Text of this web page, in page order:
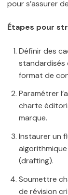
pour s’assurer
Étapes pour
Définir des
standardisés
format de
Paramétrer
charte
marque.
Instaurer un
(drafting).
Soumettre
de révision